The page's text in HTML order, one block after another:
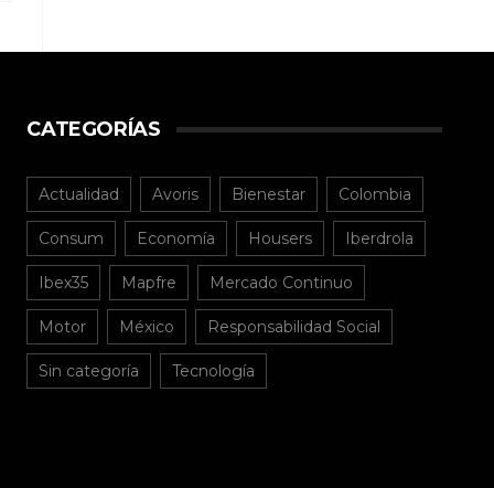
CATEGORÍAS
Actualidad Avoris Bienestar Colombia
Consum Economía Housers Iberdrola
Ibex35 Mapfre Mercado Continuo
Motor México Responsabilidad Social
Sin categoría Tecnología